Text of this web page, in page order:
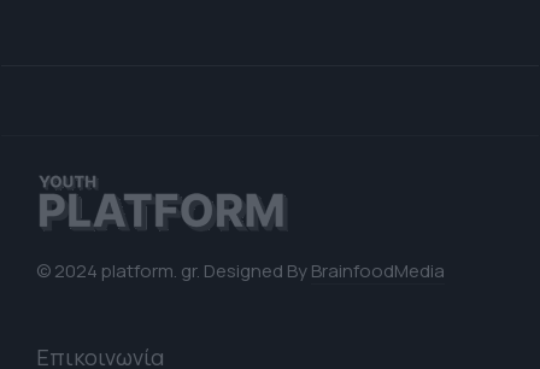
© 2024 platform. gr. Designed ByBrainfoodMedia
Επικοινωνία